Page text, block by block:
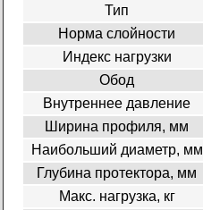
Тип
Норма слойности
Индекс нагрузки
Обод
Внутреннее давление
Ширина профиля, мм
Наибольший диаметр, мм
Глубина протектора, мм
Макс. нагрузка, кг